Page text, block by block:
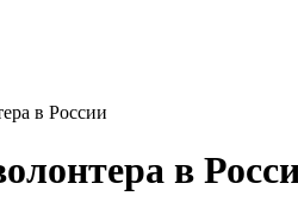
в России
в